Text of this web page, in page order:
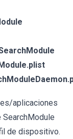
aplicaciones
SearchModule
de dispositivo.